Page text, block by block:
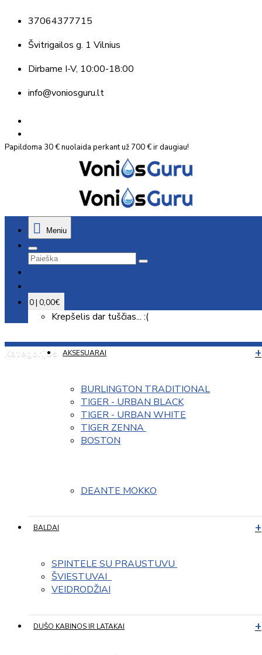
37064377715
Švitrigailos g. 1 Vilnius
Dirbame I-V, 10:00-18:00
info@voniosguru.lt
Papildoma 30 € nuolaida perkant už 700 € ir daugiau!
Meniu
0 | 0,00€
Krepšelis dar tuščias... :(
Kategorijos AKSESUARAI
BURLINGTON TRADITIONAL
TIGER - URBAN BLACK
TIGER - URBAN WHITE
TIGER ZENNA
BOSTON
DEANTE MOKKO
BALDAI
SPINTELE SU PRAUSTUVU
ŠVIESTUVAI
VEIDRODŽIAI
DUŠO KABINOS IR LATAKAI